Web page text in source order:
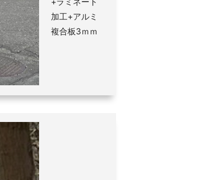
加工+アルミ
複合板3ｍｍ